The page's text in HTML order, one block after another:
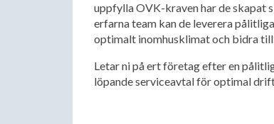
uppfylla OVK-kraven har de skapat
erfarna team kan de leverera
optimalt inomhusklimat och bidra
Letar ni på ert företag efter en
löpande serviceavtal för optimal